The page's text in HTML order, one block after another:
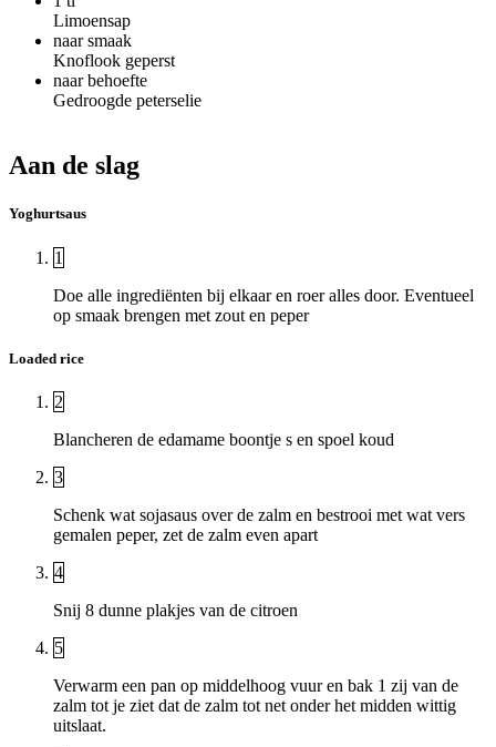
Limoensap
naar smaak
Knoflook geperst
naar behoefte
Gedroogde peterselie
Aan de slag
Yoghurtsaus
1
Doe alle ingrediënten bij elkaar en roer alles door. Eventueel
op smaak brengen met zout en peper
Loaded rice
2
Blancheren de edamame boontje s en spoel koud
3
Schenk wat sojasaus over de zalm en bestrooi met wat vers
gemalen peper, zet de zalm even apart
4
Snij 8 dunne plakjes van de citroen
5
Verwarm een pan op middelhoog vuur en bak 1 zij van de
zalm tot je ziet dat de zalm tot net onder het midden wittig
uitslaat.